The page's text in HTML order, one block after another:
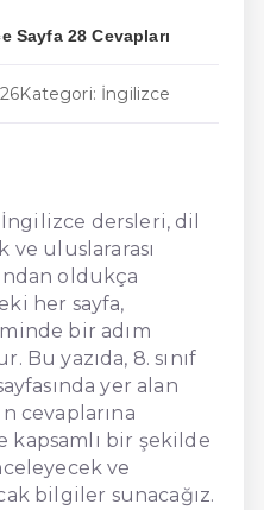
Sayfa 28 Cevapları
Kategori: İngilizce
dersleri, dil
uluslararası
oldukça
her sayfa,
bir adım
Bu yazıda, 8. sınıf
yer alan
cevaplarına
kapsamlı bir şekilde
ve
bilgiler sunacağız.